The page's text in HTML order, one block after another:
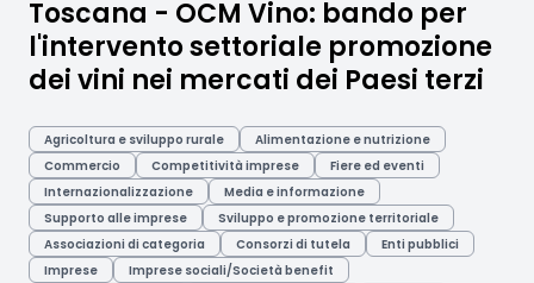
Toscana - OCM Vino: bando per
l'intervento settoriale promozione
dei vini nei mercati dei Paesi terzi
Agricoltura e sviluppo rurale
Alimentazione e nutrizione
Commercio
Competitività imprese
Fiere ed eventi
Internazionalizzazione
Media e informazione
Supporto alle imprese
Sviluppo e promozione territoriale
Associazioni di categoria
Consorzi di tutela
Enti pubblici
Imprese
Imprese sociali/Società benefit